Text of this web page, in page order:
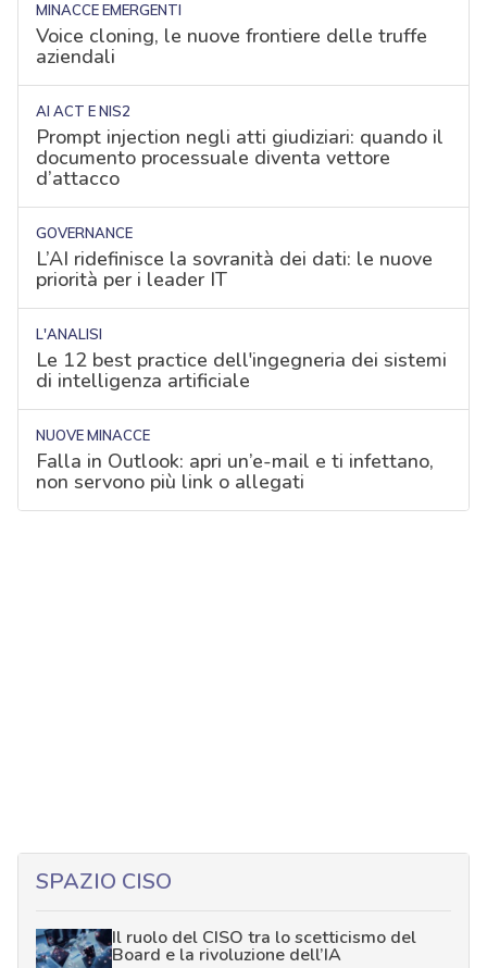
MINACCE EMERGENTI
Voice cloning, le nuove frontiere delle truffe
aziendali
AI ACT E NIS2
Prompt injection negli atti giudiziari: quando il
documento processuale diventa vettore
d’attacco
GOVERNANCE
L’AI ridefinisce la sovranità dei dati: le nuove
priorità per i leader IT
L'ANALISI
Le 12 best practice dell'ingegneria dei sistemi
di intelligenza artificiale
NUOVE MINACCE
Falla in Outlook: apri un’e-mail e ti infettano,
non servono più link o allegati
SPAZIO CISO
Il ruolo del CISO tra lo scetticismo del
Board e la rivoluzione dell’IA